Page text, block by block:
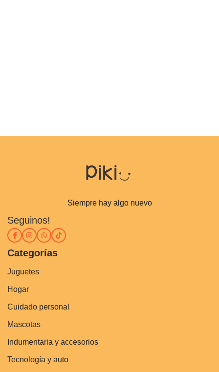
Siempre hay algo nuevo
Seguinos!
Categorías
Juguetes
Hogar
Cuidado personal
Mascotas
Indumentaria y accesorios
Tecnología y auto